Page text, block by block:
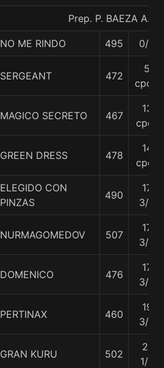
Prep. P. BAEZA A.
NO ME RINDO 495 0/0
SERGEANT 472
5
cpos.
MAGICO SECRETO 467
13
cpos
GREEN DRESS 478
14
cpos
ELEGIDO CON
PINZAS
490
17
3/4
NURMAGOMEDOV 507
17
3/4
DOMENICO 476
17
3/4
PERTINAX 460
19
3/4
GRAN KURU 502
21
1/2